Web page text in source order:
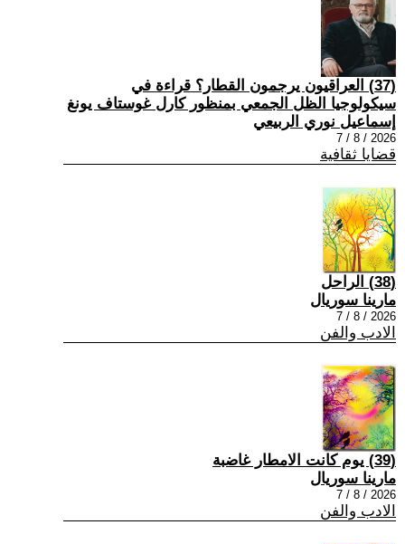
(37) العراقيون يرجمون القطار؟ قراءة في
سيكولوجيا الظل الجمعي بمنظور كارل غوستاف يونغ
إسماعيل نوري الربيعي
2026 / 8 / 7
قضايا ثقافية
(38) الراحل
مارينا سوريال
2026 / 8 / 7
الادب والفن
(39) يوم كانت الامطار غاضبة
مارينا سوريال
2026 / 8 / 7
الادب والفن